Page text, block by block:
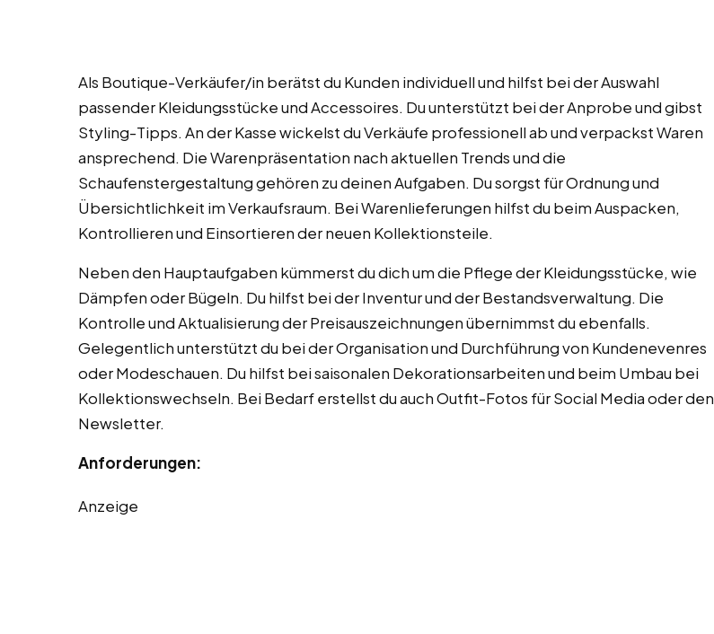
Als Boutique-Verkäufer/in berätst du Kunden individuell und hilfst bei der Auswahl
passender Kleidungsstücke und Accessoires. Du unterstützt bei der Anprobe und gibst
Styling-Tipps. An der Kasse wickelst du Verkäufe professionell ab und verpackst Waren
ansprechend. Die Warenpräsentation nach aktuellen Trends und die
Schaufenstergestaltung gehören zu deinen Aufgaben. Du sorgst für Ordnung und
Übersichtlichkeit im Verkaufsraum. Bei Warenlieferungen hilfst du beim Auspacken,
Kontrollieren und Einsortieren der neuen Kollektionsteile.
Neben den Hauptaufgaben kümmerst du dich um die Pflege der Kleidungsstücke, wie
Dämpfen oder Bügeln. Du hilfst bei der Inventur und der Bestandsverwaltung. Die
Kontrolle und Aktualisierung der Preisauszeichnungen übernimmst du ebenfalls.
Gelegentlich unterstützt du bei der Organisation und Durchführung von Kundenevenres
oder Modeschauen. Du hilfst bei saisonalen Dekorationsarbeiten und beim Umbau bei
Kollektionswechseln. Bei Bedarf erstellst du auch Outfit-Fotos für Social Media oder den
Newsletter.
Anforderungen:
Anzeige